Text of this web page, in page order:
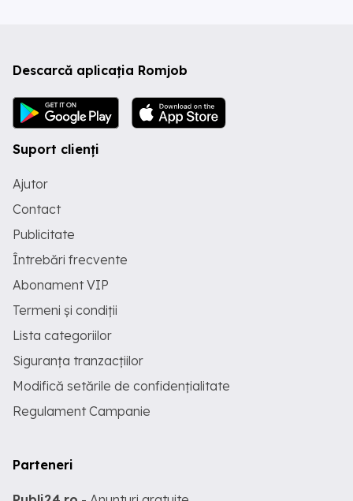
Descarcă aplicația Romjob
Suport clienți
Ajutor
Contact
Publicitate
Întrebări frecvente
Abonament VIP
Termeni și condiții
Lista categoriilor
Siguranța tranzacțiilor
Modifică setările de confidențialitate
Regulament Campanie
Parteneri